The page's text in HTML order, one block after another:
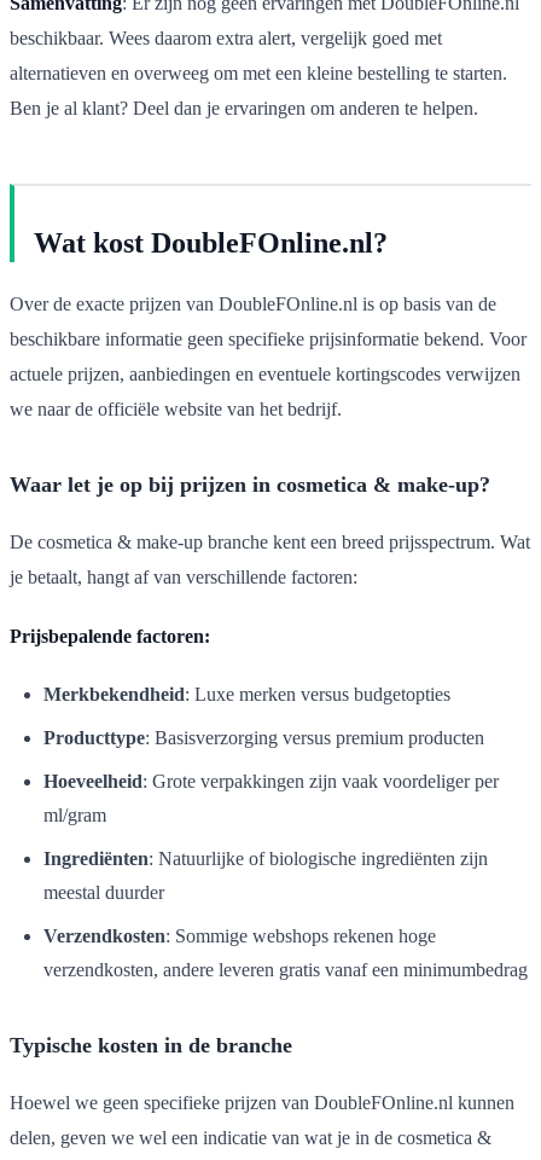
beschikbaar. Wees daarom extra alert, vergelijk goed met
alternatieven en overweeg om met een kleine bestelling te starten.
Ben je al klant? Deel dan je ervaringen om anderen te helpen.
Wat kost DoubleFOnline.nl?
Over de exacte prijzen van DoubleFOnline.nl is op basis van de
beschikbare informatie geen specifieke prijsinformatie bekend. Voor
actuele prijzen, aanbiedingen en eventuele kortingscodes verwijzen
we naar de officiële website van het bedrijf.
Waar let je op bij prijzen in cosmetica & make-up?
De cosmetica & make-up branche kent een breed prijsspectrum. Wat
je betaalt, hangt af van verschillende factoren:
Prijsbepalende factoren:
Merkbekendheid: Luxe merken versus budgetopties
Producttype: Basisverzorging versus premium producten
Hoeveelheid: Grote verpakkingen zijn vaak voordeliger per
ml/gram
Ingrediënten: Natuurlijke of biologische ingrediënten zijn
meestal duurder
Verzendkosten: Sommige webshops rekenen hoge
verzendkosten, andere leveren gratis vanaf een minimumbedrag
Typische kosten in de branche
Hoewel we geen specifieke prijzen van DoubleFOnline.nl kunnen
delen, geven we wel een indicatie van wat je in de cosmetica &